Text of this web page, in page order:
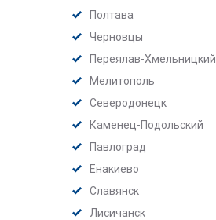
Полтава
Черновцы
Переялав-Хмельницкий
Мелитополь
Северодонецк
Каменец-Подольский
Павлоград
Енакиево
Славянск
Лисичанск